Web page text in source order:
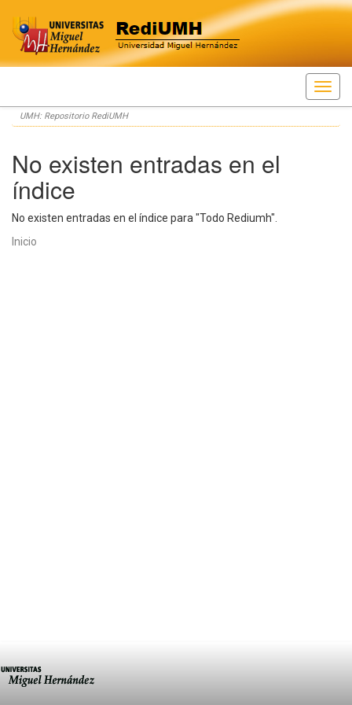
Skip
navigation
UMH: Repositorio RediUMH
No existen entradas en el
índice
No existen entradas en el índice para "Todo Rediumh".
Inicio